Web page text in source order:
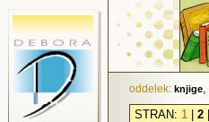
oddelek: knjige,
STRAN: 1 2